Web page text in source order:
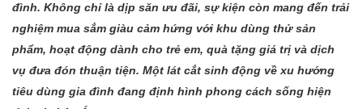
đình. Không chỉ là dịp săn ưu đãi, sự kiện còn mang đến trải
nghiệm mua sắm giàu cảm hứng với khu dùng thử sản
phẩm, hoạt động dành cho trẻ em, quà tặng giá trị và dịch
vụ đưa đón thuận tiện. Một lát cắt sinh động về xu hướng
tiêu dùng gia đình đang định hình phong cách sống hiện